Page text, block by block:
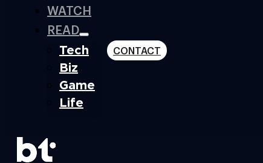
WATCH
READ
Tech
Biz
Game
Life
CONTACT